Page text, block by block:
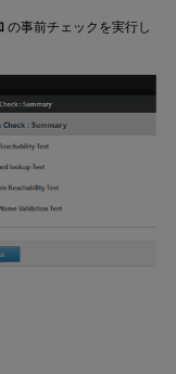
の事前チェックを実行し